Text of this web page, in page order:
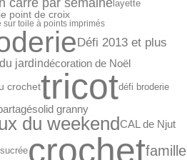
carré par semainelayette
point de croix
sur toile à points imprimés
Défi 2013 et plus
jardindécoration de Noël
crochettricotdéfi broderie
solid granny
du weekendCAL de Njut
crochetfamille